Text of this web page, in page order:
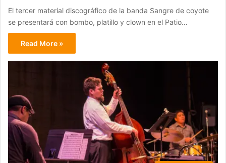
El tercer material discográfico de la banda Sangre de coyote
se presentará con bombo, platillo y clown en el Patio…
Read More »